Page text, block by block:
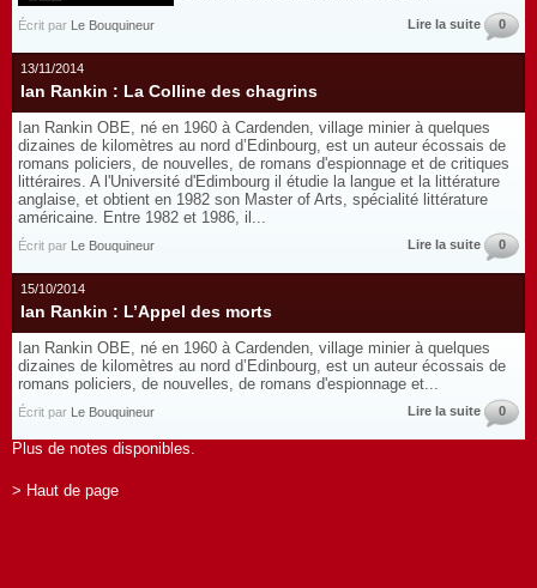
Écrit par Le Bouquineur Lire la suite 0
13/11/2014
Ian Rankin : La Colline des chagrins
Ian Rankin OBE, né en 1960 à Cardenden, village minier à quelques
dizaines de kilomètres au nord d’Edinbourg, est un auteur écossais de
romans policiers, de nouvelles, de romans d'espionnage et de critiques
littéraires. A l'Université d'Edimbourg il étudie la langue et la littérature
anglaise, et obtient en 1982 son Master of Arts, spécialité littérature
américaine. Entre 1982 et 1986, il...
Écrit par Le Bouquineur Lire la suite 0
15/10/2014
Ian Rankin : L’Appel des morts
Ian Rankin OBE, né en 1960 à Cardenden, village minier à quelques
dizaines de kilomètres au nord d’Edinbourg, est un auteur écossais de
romans policiers, de nouvelles, de romans d'espionnage et...
Écrit par Le Bouquineur Lire la suite 0
Plus de notes disponibles.
> Haut de page